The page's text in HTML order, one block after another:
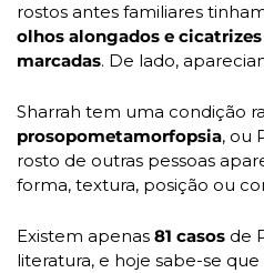
rostos antes familiares
olhos alongados e
marcadas. De lado,
prosopometamorfopsia, ou
rosto de outras pessoas
forma, textura, posição ou
Existem apenas 81 casos de
literatura, e hoje sabe-se